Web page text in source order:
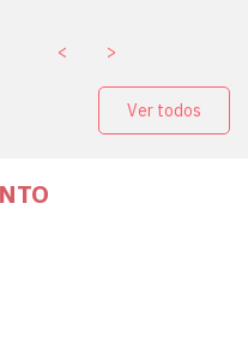
< >
Ver todos